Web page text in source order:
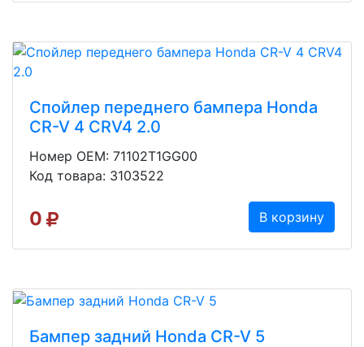
Спойлер переднего бампера Honda
CR-V 4 CRV4 2.0
Номер OEM: 71102T1GG00
Код товара: 3103522
0 В корзину
Бампер задний Honda CR-V 5